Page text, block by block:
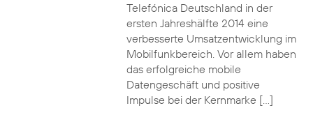
Telefónica Deutschland in der
ersten Jahreshälfte 2014 eine
verbesserte Umsatzentwicklung im
Mobilfunkbereich. Vor allem haben
das erfolgreiche mobile
Datengeschäft und positive
Impulse bei der Kernmarke […]